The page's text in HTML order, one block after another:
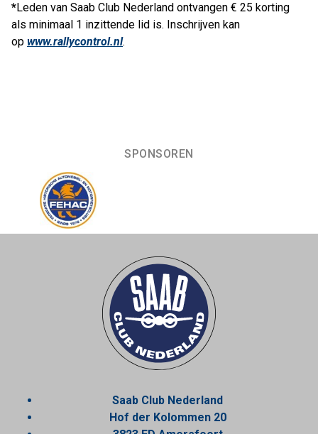
*Leden van Saab Club Nederland ontvangen € 25 korting
als minimaal 1 inzittende lid is. Inschrijven kan
op www.rallycontrol.nl.
SPONSOREN
Saab Club Nederland
Hof der Kolommen 20